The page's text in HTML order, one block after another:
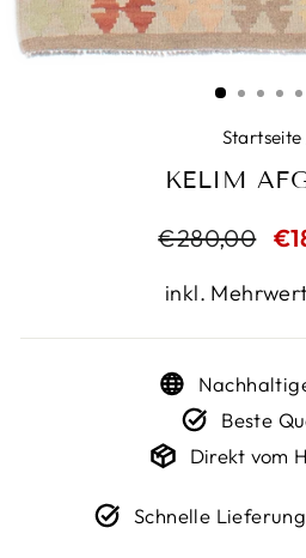
Startseite
KELIM
Normaler
€280,00
inkl.
Beste
Direkt vom
Schnelle